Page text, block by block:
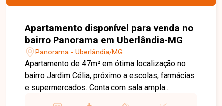
Apartamento disponível para venda no
bairro Panorama em Uberlândia-MG
Panorama - Uberlândia/MG
Apartamento de 47m² em ótima localização no
bairro Jardim Célia, próximo a escolas, farmácias
e supermercados. Conta com sala ampla